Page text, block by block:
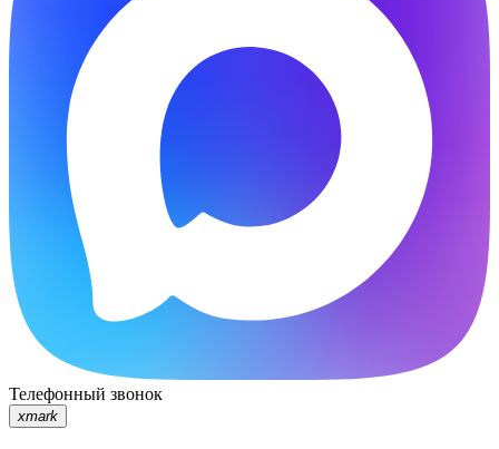
Телефонный звонок
xmark